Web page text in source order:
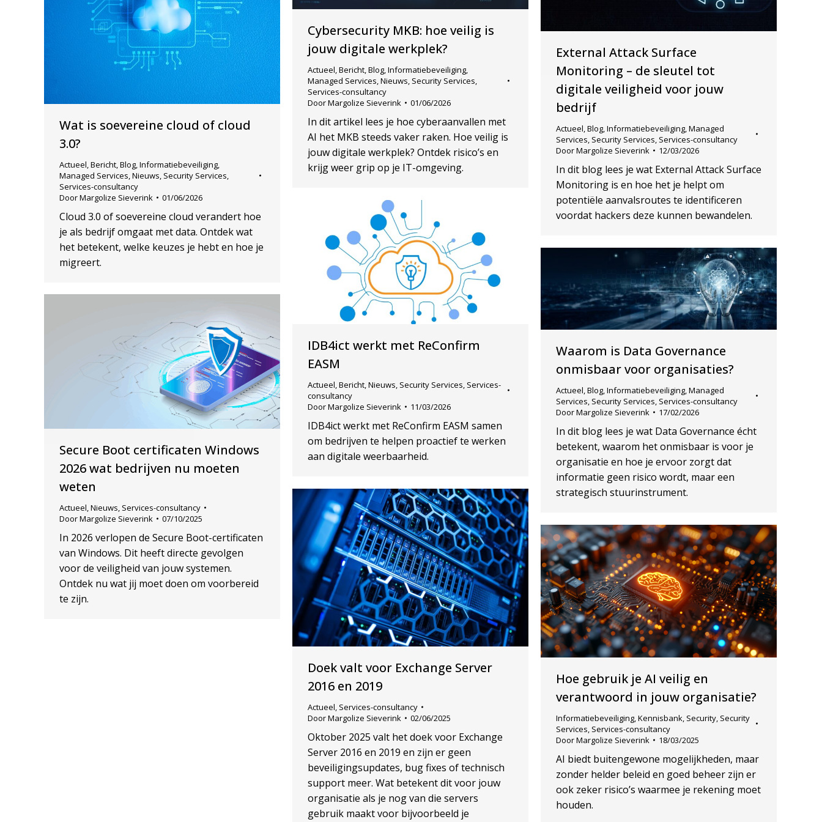
Wat is soevereine cloud of cloud
3.0?
Actueel Bericht Blog Informatiebeveiliging
Managed Services Nieuws Security Services
Services-consultancy
DoorMargolize Sieverink 01/06/2026
Cloud 3.0 of soevereine cloud verandert hoe
je als bedrijf omgaat met data. Ontdek wat
het betekent, welke keuzes je hebt en hoe je
migreert.
Cybersecurity MKB: hoe veilig is
jouw digitale werkplek?
Actueel,Bericht,Blog,Informatiebeveiliging,
Managed Services,Nieuws, Security Services,
Services-consultancy
DoorMargolize Sieverink 01/06/2026
In dit artikel lees je hoe cyberaanvallen met
AI het MKB steeds vaker raken. Hoe veilig is
jouw digitale werkplek? Ontdek risico’s en
krijg weer grip op je IT-omgeving.
External Attack Surface
Monitoring – de sleutel tot
digitale veiligheid voor jouw
bedrijf
Actueel,Blog,Informatiebeveiliging,Managed
Services, Security Services, Services-consultancy
DoorMargolize Sieverink 12/03/2026
In dit blog lees je wat External Attack Surface
Monitoring is en hoe het je helpt om
potentiële aanvalsroutes te identificeren
voordat hackers deze kunnen bewandelen.
IDB4ict werkt met ReConfirm
EASM
Actueel,Bericht,Nieuws, Security Services, Services-
consultancy
DoorMargolize Sieverink 11/03/2026
IDB4ict werkt met ReConfirm EASM samen
om bedrijven te helpen proactief te werken
aan digitale weerbaarheid.
Waarom is Data Governance
onmisbaar voor organisaties?
Actueel,Blog,Informatiebeveiliging,Managed
Services, Security Services, Services-consultancy
DoorMargolize Sieverink 17/02/2026
In dit blog lees je wat Data Governance écht
betekent, waarom het onmisbaar is voor je
organisatie en hoe je ervoor zorgt dat
informatie geen risico wordt, maar een
strategisch stuurinstrument.
Secure Boot certificaten Windows
2026 wat bedrijven nu moeten
weten
Actueel,Nieuws, Services-consultancy
DoorMargolize Sieverink 07/10/2025
In 2026 verlopen de Secure Boot-certificaten
van Windows. Dit heeft directe gevolgen
voor de veiligheid van jouw systemen.
Ontdek nu wat jij moet doen om voorbereid
te zijn.
Doek valt voor Exchange Server
2016 en 2019
Actueel, Services-consultancy
DoorMargolize Sieverink 02/06/2025
Oktober 2025 valt het doek voor Exchange
Server 2016 en 2019 en zijn er geen
beveiligingsupdates, bug fixes of technisch
support meer. Wat betekent dit voor jouw
organisatie als je nog van die servers
gebruik maakt voor bijvoorbeeld je
Hoe gebruik je AI veilig en
verantwoord in jouw organisatie?
Informatiebeveiliging,Kennisbank, Security, Security
Services, Services-consultancy
DoorMargolize Sieverink 18/03/2025
AI biedt buitengewone mogelijkheden, maar
zonder helder beleid en goed beheer zijn er
ook zeker risico’s waarmee je rekening moet
houden.